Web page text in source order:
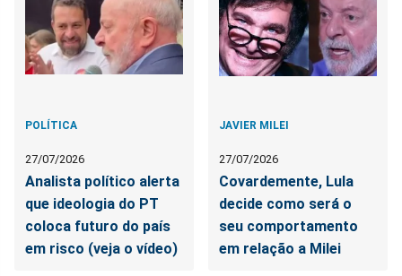
POLÍTICA
27/07/2026
Analista político alerta
que ideologia do PT
coloca futuro do país
em risco (veja o vídeo)
JAVIER MILEI
27/07/2026
Covardemente, Lula
decide como será o
seu comportamento
em relação a Milei